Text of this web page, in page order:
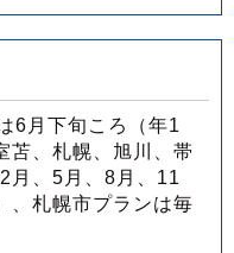
6月下旬ころ（年1
苫、札幌、旭川、帯
月、5月、8月、11
、札幌市プランは毎